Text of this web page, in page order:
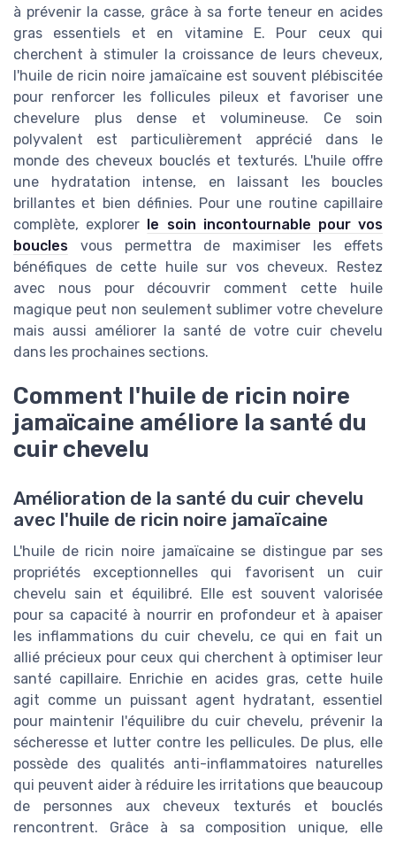
à prévenir la casse, grâce à sa forte teneur en acides
gras essentiels et en vitamine E. Pour ceux qui
cherchent à stimuler la croissance de leurs cheveux,
l'huile de ricin noire jamaïcaine est souvent plébiscitée
pour renforcer les follicules pileux et favoriser une
chevelure plus dense et volumineuse. Ce soin
polyvalent est particulièrement apprécié dans le
monde des cheveux bouclés et texturés. L'huile offre
une hydratation intense, en laissant les boucles
brillantes et bien définies. Pour une routine capillaire
complète, explorer le soin incontournable pour vos
boucles vous permettra de maximiser les effets
bénéfiques de cette huile sur vos cheveux. Restez
avec nous pour découvrir comment cette huile
magique peut non seulement sublimer votre chevelure
mais aussi améliorer la santé de votre cuir chevelu
dans les prochaines sections.
Comment l'huile de ricin noire
jamaïcaine améliore la santé du
cuir chevelu
Amélioration de la santé du cuir chevelu
avec l'huile de ricin noire jamaïcaine
L'huile de ricin noire jamaïcaine se distingue par ses
propriétés exceptionnelles qui favorisent un cuir
chevelu sain et équilibré. Elle est souvent valorisée
pour sa capacité à nourrir en profondeur et à apaiser
les inflammations du cuir chevelu, ce qui en fait un
allié précieux pour ceux qui cherchent à optimiser leur
santé capillaire. Enrichie en acides gras, cette huile
agit comme un puissant agent hydratant, essentiel
pour maintenir l'équilibre du cuir chevelu, prévenir la
sécheresse et lutter contre les pellicules. De plus, elle
possède des qualités anti-inflammatoires naturelles
qui peuvent aider à réduire les irritations que beaucoup
de personnes aux cheveux texturés et bouclés
rencontrent. Grâce à sa composition unique, elle